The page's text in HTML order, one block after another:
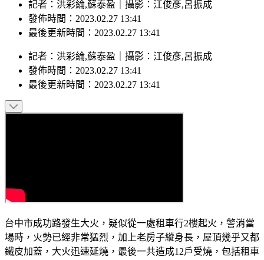
記者：洪彩綸,蘇泰盈｜攝影：江俊彥,呂振成
發佈時間：2023.02.27 13:41
記者：洪彩綸,蘇泰盈｜攝影
發佈時間：2023.02.27 13:41
台中市成功路發生大火，疑似從一處租車行2樓起火，警消當
場時，火勢已經非常猛烈，加上老房子縱身長，屋頂幾乎又都